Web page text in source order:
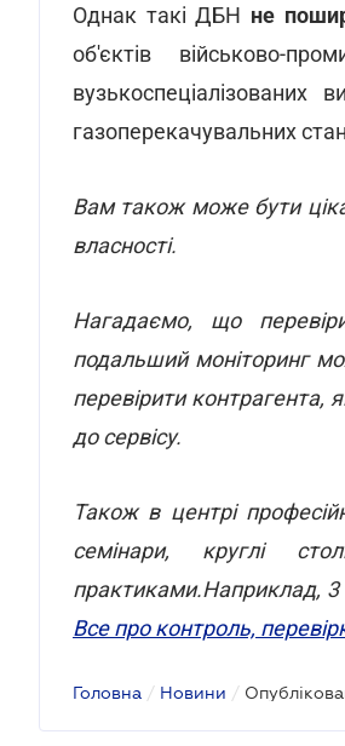
Однак такі ДБН не
об'єктів військово-
газоперекачувальних
Вам також може бути
власності.
Нагадаємо, що
подальший моніторинг
перевірити
до сервісу.
Також в центрі
семінари, круглі
практиками.Наприклад, 3
Все про контроль,
Головна / Новини /